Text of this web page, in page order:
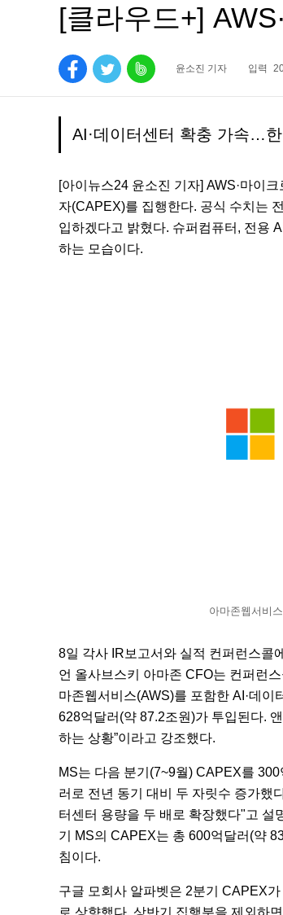
[클라우드+]
윤소진 기자 입력
AI·데이터센터 확충 가속…
[아이뉴스24 윤소진 기자] AWS·마이
자(CAPEX)를 집행한다. 공식 수치는
입하겠다고 밝혔다. 슈퍼컴퓨터, 전용
하는 모습이다.
아마존웹서비
8일 각사 IR보고서와 실적 컨퍼런스콜
언 올사브스키 아마존 CFO는 컨퍼런
마존웹서비스(AWS)를 포함한 AI·데
628억달러(약 87.2조원)가 투입된다.
하는 상황”이라고 강조했다.
MS는 다음 분기(7~9월) CAPEX를
러로 전년 동기 대비 두 자릿수 증가했
터센터 용량을 두 배로 확장했다"고 설
기 MS의 CAPEX는 총 600억달러(약
침이다.
구글 모회사 알파벳은 2분기 CAPEX